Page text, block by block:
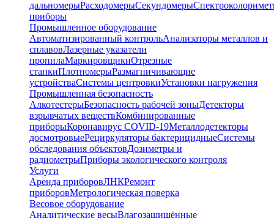
дальномерыРасходомерыСекундомеры
приборы
Промышленное оборудование
Автоматизированный контрольАнализаторы металлов и
сплавовЛазерные указатели
пропилаМаркировщикиОтрезные
станкиПлотномерыРазмагничивающие
устройстваСистемы центровкиУстановки нагружения
Промышленная безопасность
АлкотестерыБезопасность рабочей зоныДетекторы
взрывчатых веществКомбинированные
приборыКоронавирус COVID-19Металлодетекторы
досмотровыеРециркуляторы бактерицидныеСистемы
обследования объектовДозиметры и
радиометрыПриборы экологического контроля
Услуги
Аренда приборовЛНКРемонт
приборовМетрологическая поверка
Весовое оборудование
Аналитические весыВлагозащищённые